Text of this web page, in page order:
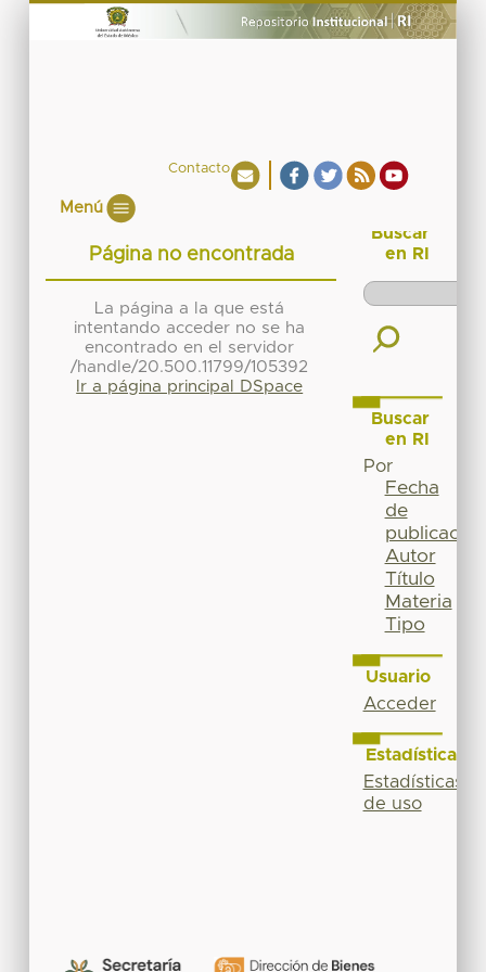
Contacto
Menú
Página no encontrada
La página a la que está
intentando acceder no se ha
encontrado en el servidor
/handle/20.500.11799/105392
Ir a página principal DSpace
Buscar
en RI
Buscar
en RI
Por
Fecha
de
publicación
Autor
Título
Materia
Tipo
Usuario
Acceder
Estadísticas
Estadísticas
de uso